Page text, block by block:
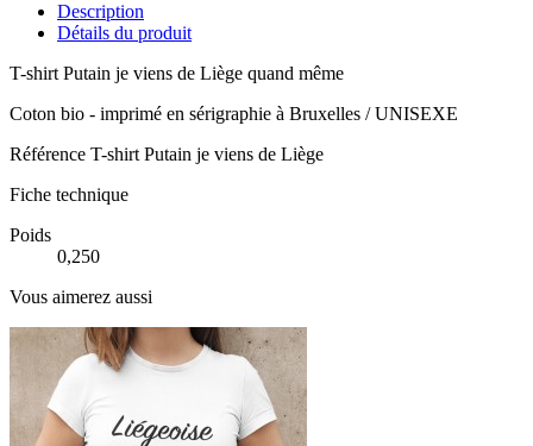
Description
Détails du produit
T-shirt Putain je viens de Liège quand même
Coton bio - imprimé en sérigraphie à Bruxelles / UNISEXE
Référence T-shirt Putain je viens de Liège
Fiche technique
Poids
0,250
Vous aimerez aussi